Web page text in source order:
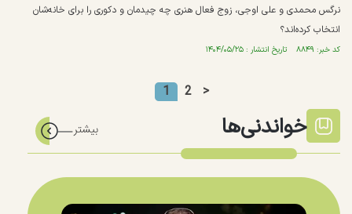
نرگس محمدی و علی اوجی، زوج فعال هنری چه چیدمان و دکوری را برای خانه‌شان
انتخاب کرده‌اند؟
کد خبر: ۸۸۴۹ تاریخ انتشار : ۱۴۰۴/۰۵/۲۵
1 2 >
خواندنی‌ها